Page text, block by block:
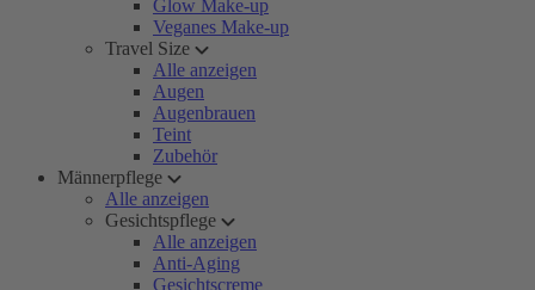
Glow Make-up
Veganes Make-up
Travel Size
Alle anzeigen
Augen
Augenbrauen
Teint
Zubehör
Männerpflege
Alle anzeigen
Gesichtspflege
Alle anzeigen
Anti-Aging
Gesichtscreme